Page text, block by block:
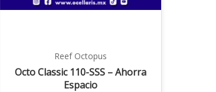
Reef Octopus
Octo Classic 110-SSS – Ahorra
Espacio